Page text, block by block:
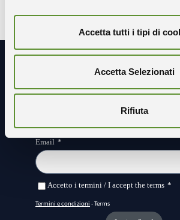
Accetta tutti i tipi di
Accetta Selezionati
Rifiuta
Resta in contatto